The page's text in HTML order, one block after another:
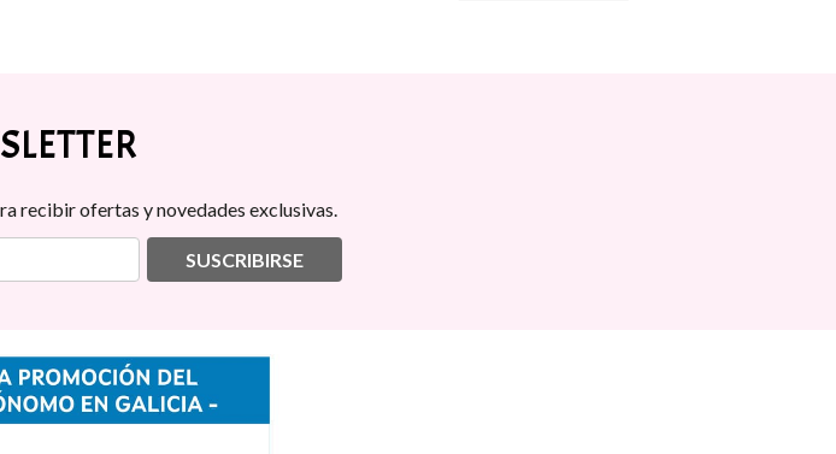
recibir ofertas y novedades exclusivas.
SUSCRIBIRSE